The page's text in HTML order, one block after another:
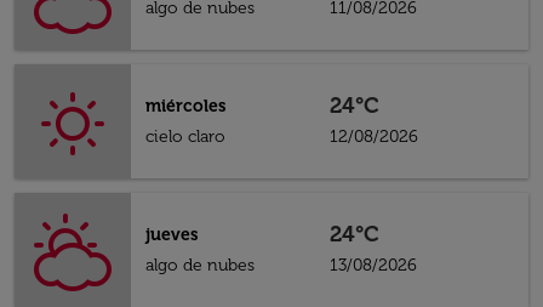
algo de nubes
11/08/2026
miércoles
cielo claro
24°C
12/08/2026
jueves
algo de nubes
24°C
13/08/2026